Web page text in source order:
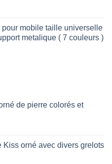
mobile taille universelle
metalique ( 7 couleurs )
de pierre colorés et
Kiss orné avec divers grelots